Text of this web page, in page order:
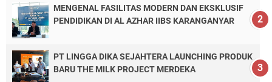
MENGENAL FASILITAS MODERN DAN EKSKLUSIF
PENDIDIKAN DI AL AZHAR IIBS KARANGANYAR
PT LINGGA DIKA SEJAHTERA LAUNCHING PRODUK
BARU THE MILK PROJECT MERDEKA